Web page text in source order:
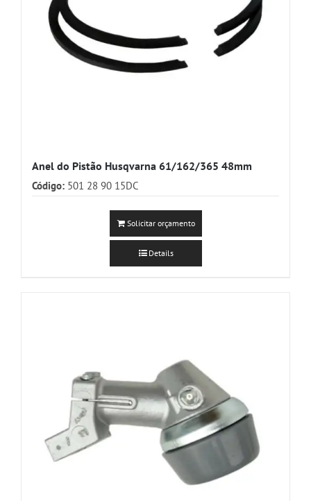
Anel do Pistão Husqvarna 61/162/365 48mm
Código: 501 28 90 15DC
Solicitar orçamento
Details